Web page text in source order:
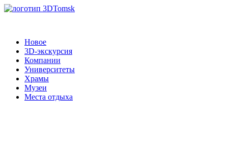
Новое
3D-экскурсия
Компании
Университеты
Храмы
Музеи
Места отдыха